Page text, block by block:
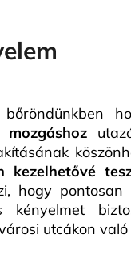
kezelhetővé
hogy
kényelmet
utcákon való